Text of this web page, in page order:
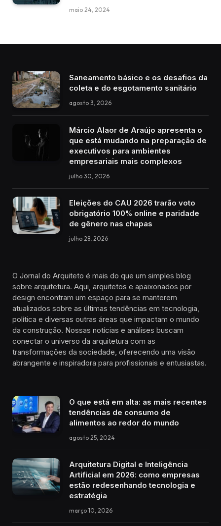
maio 24, 2024
Saneamento básico e os desafios da
coleta e do esgotamento sanitário
agosto 3, 2026
Márcio Alaor de Araújo apresenta o
que está mudando na preparação de
executivos para ambientes
empresariais mais complexos
julho 30, 2026
Eleições do CAU 2026 trarão voto
obrigatório 100% online e paridade
de gênero nas chapas
julho 28, 2026
O Jornal do Arquiteto é mais do que um simples blog
sobre arquitetura. Aqui, arquitetos e apaixonados por
design encontram um espaço para se manterem
atualizados sobre as últimas tendências em tecnologia,
política e diversas outras áreas que impactam o mundo
da construção. Nossas notícias e análises buscam
conectar o universo da arquitetura com as
transformações da sociedade, oferecendo uma visão
abrangente e inspiradora para profissionais e entusiastas.
O que está em alta: as mais recentes
tendências de consumo de
alimentos ao redor do mundo
agosto 25, 2024
Arquitetura Digital e Inteligência
Artificial em 2026: como empresas
estão redesenhando tecnologia e
estratégia
março 10, 2026